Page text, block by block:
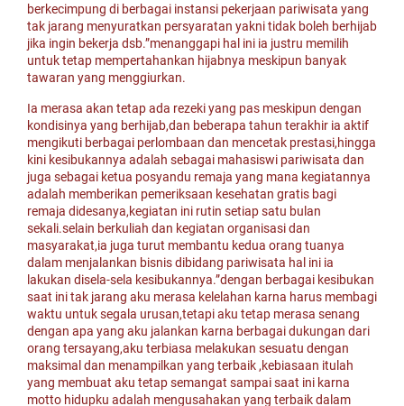
berkecimpung di berbagai instansi pekerjaan pariwisata yang
tak jarang menyuratkan persyaratan yakni tidak boleh berhijab
jika ingin bekerja dsb.”menanggapi hal ini ia justru memilih
untuk tetap mempertahankan hijabnya meskipun banyak
tawaran yang menggiurkan.
Ia merasa akan tetap ada rezeki yang pas meskipun dengan
kondisinya yang berhijab,dan beberapa tahun terakhir ia aktif
mengikuti berbagai perlombaan dan mencetak prestasi,hingga
kini kesibukannya adalah sebagai mahasiswi pariwisata dan
juga sebagai ketua posyandu remaja yang mana kegiatannya
adalah memberikan pemeriksaan kesehatan gratis bagi
remaja didesanya,kegiatan ini rutin setiap satu bulan
sekali.selain berkuliah dan kegiatan organisasi dan
masyarakat,ia juga turut membantu kedua orang tuanya
dalam menjalankan bisnis dibidang pariwisata hal ini ia
lakukan disela-sela kesibukannya.”dengan berbagai kesibukan
saat ini tak jarang aku merasa kelelahan karna harus membagi
waktu untuk segala urusan,tetapi aku tetap merasa senang
dengan apa yang aku jalankan karna berbagai dukungan dari
orang tersayang,aku terbiasa melakukan sesuatu dengan
maksimal dan menampilkan yang terbaik ,kebiasaan itulah
yang membuat aku tetap semangat sampai saat ini karna
motto hidupku adalah mengusahakan yang terbaik dalam